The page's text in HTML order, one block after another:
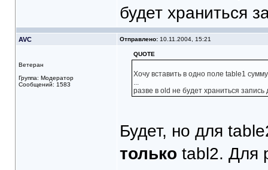
будет храниться
AVC Отправлено:10.11.2004, 15:21
Ветеран
Группа: Модератор
Сообщений: 1583
QUOTE
Хочу вставить в одно поле table1
...
разве в old не будет храниться
Будет, но для
только tabl2. Для